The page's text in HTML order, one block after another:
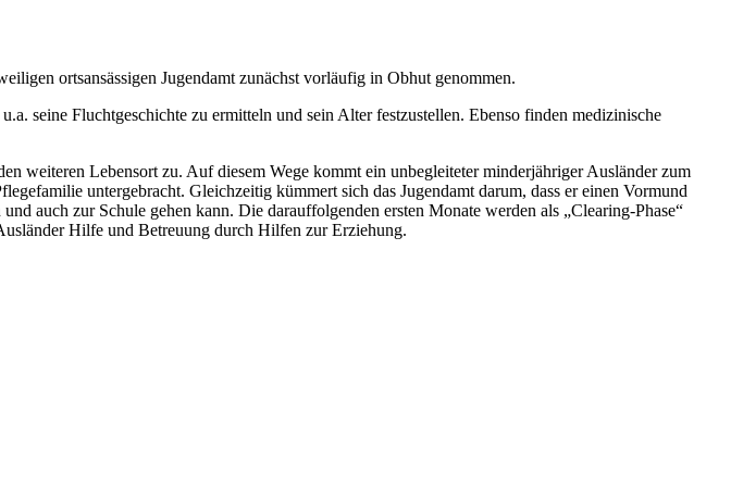
ortsansässigen Jugendamt zunächst vorläufig in Obhut genommen.
seine Fluchtgeschichte zu ermitteln und sein Alter festzustellen. Ebenso finden medizinische
weiteren Lebensort zu. Auf diesem Wege kommt ein unbegleiteter minderjähriger Ausländer zum
untergebracht. Gleichzeitig kümmert sich das Jugendamt darum, dass er einen Vormund
auch zur Schule gehen kann. Die darauffolgenden ersten Monate werden als „Clearing-Phase“
Hilfe und Betreuung durch Hilfen zur Erziehung.